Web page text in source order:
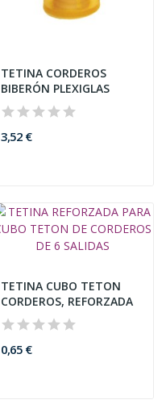
TETINA CORDEROS
BIBERÓN PLEXIGLAS
3,52 €
TETINA CUBO TETON
CORDEROS, REFORZADA
0,65 €